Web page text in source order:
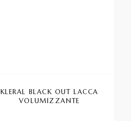
KLERAL BLACK OUT LACCA
VOLUMIZZANTE